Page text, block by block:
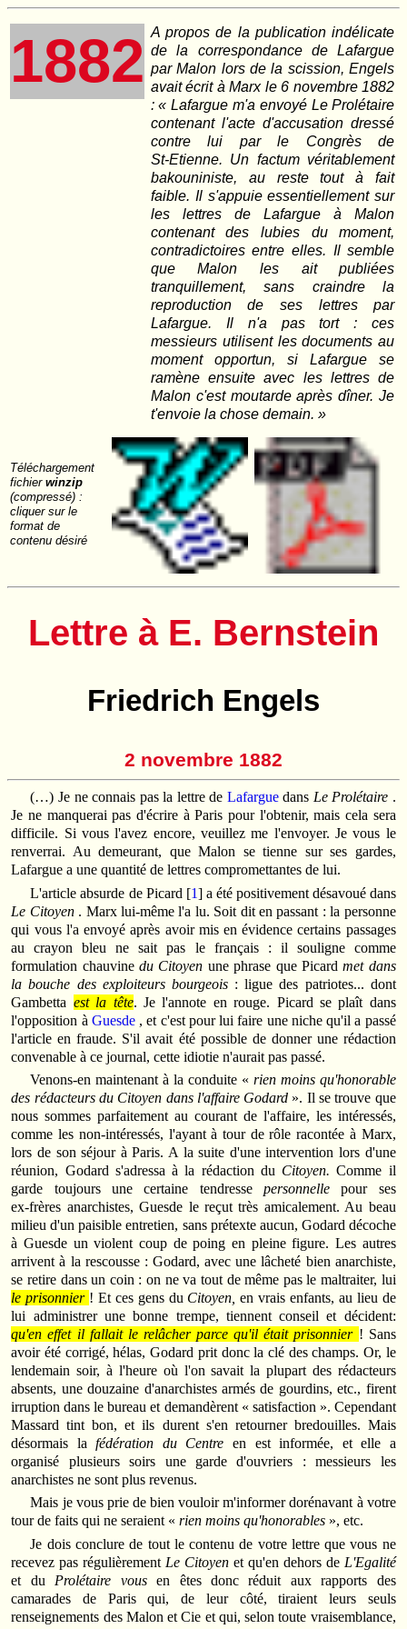
1882 A propos de la publication indélicate
de la correspondance de Lafargue
par Malon lors de la scission, Engels
avait écrit à Marx le 6 novembre 1882
: « Lafargue m'a envoyé Le Prolétaire
contenant l'acte d'accusation dressé
contre lui par le Congrès de
St‑Etienne. Un factum véritablement
bakouniniste, au reste tout à fait
faible. Il s'appuie essentiellement sur
les lettres de Lafargue à Malon
contenant des lubies du moment,
contradictoires entre elles. Il semble
que Malon les ait publiées
tranquillement, sans craindre la
reproduction de ses lettres par
Lafargue. Il n'a pas tort : ces
messieurs utilisent les documents au
moment opportun, si Lafargue se
ramène ensuite avec les lettres de
Malon c'est moutarde après dîner. Je
t'envoie la chose demain. »
Téléchargement
fichier winzip
(compressé) :
cliquer sur le
format de
contenu désiré
Lettre à E. Bernstein
Friedrich Engels
2 novembre 1882
(…) Je ne connais pas la lettre de Lafarguedans Le Prolétaire .
Je ne manquerai pas d'écrire à Paris pour l'obtenir, mais cela sera
difficile. Si vous l'avez encore, veuillez me l'envoyer. Je vous le
renverrai. Au demeurant, que Malon se tienne sur ses gardes,
Lafargue a une quantité de lettres compromettantes de lui.
L'article absurde de Picard [1] a été positivement désavoué dans
Le Citoyen. Marx lui-même l'a lu. Soit dit en passant : la personne
qui vous l'a envoyé après avoir mis en évidence certains passages
au crayon bleu ne sait pas le français : il souligne comme
formulation chauvinedu Citoyen une phrase que Picardmet dans
la bouche des exploiteurs bourgeois : ligue des patriotes... dont
Gambetta est la tête. Je l'annote en rouge. Picard se plaît dans
l'opposition à Guesde, et c'est pour lui faire une niche qu'il a passé
l'article en fraude. S'il avait été possible de donner une rédaction
convenable à ce journal, cette idiotie n'aurait pas passé.
Venons‑en maintenant à la conduite « rien moins qu'honorable
des rédacteurs du Citoyen dans l'affaire Godard ». Il se trouve que
nous sommes parfaitement au courant de l'affaire, les intéressés,
comme les non‑intéressés, l'ayant à tour de rôle racontée à Marx,
lors de son séjour à Paris. A la suite d'une intervention lors d'une
réunion, Godard s'adressa à la rédaction du Citoyen.Comme il
garde toujours une certaine tendressepersonnellepour ses
ex‑frères anarchistes, Guesde le reçut très amicalement. Au beau
milieu d'un paisible entretien, sans prétexte aucun, Godard décoche
à Guesde un violent coup de poing en pleine figure. Les autres
arrivent à la rescousse : Godard, avec une lâcheté bien anarchiste,
se retire dans un coin : on ne va tout de même pas le maltraiter, lui
le prisonnier ! Et ces gens du Citoyen,en vrais enfants, au lieu de
lui administrer une bonne trempe, tiennent conseil et décident:
qu'en effet il fallait le relâcher parce qu'il était prisonnier ! Sans
avoir été corrigé, hélas, Godard prit donc la clé des champs. Or, le
lendemain soir, à l'heure où l'on savait la plupart des rédacteurs
absents, une douzaine d'anarchistes armés de gourdins, etc., firent
irruption dans le bureau et demandèrent « satisfaction ». Cependant
Massard tint bon, et ils durent s'en retourner bredouilles. Mais
désormais lafédération du Centreen est informée, et elle a
organisé plusieurs soirs une garde d'ouvriers : messieurs les
anarchistes ne sont plus revenus.
Mais je vous prie de bien vouloir m'informer dorénavant à votre
tour de faits qui ne seraient «rien moins qu'honorables », etc.
Je dois conclure de tout le contenu de votre lettre que vous ne
recevez pas régulièrement Le Citoyen et qu'en dehors de L'Egalité
et du Prolétaire vousen êtes donc réduit aux rapports des
camarades de Paris qui, de leur côté, tiraient leurs seuls
renseignements des Malon et Cie et qui, selon toute vraisemblance,